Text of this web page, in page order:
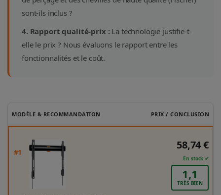
sont-ils inclus ?
4. Rapport qualité-prix :La technologie justifie-t-
elle le prix ? Nous évaluons le rapport entre les
fonctionnalités et le coût.
MODÈLE & RECOMMANDATION PRIX / CONCLUSION
#1
58,74 €
En stock ✔
1,1
TRÈS BIEN